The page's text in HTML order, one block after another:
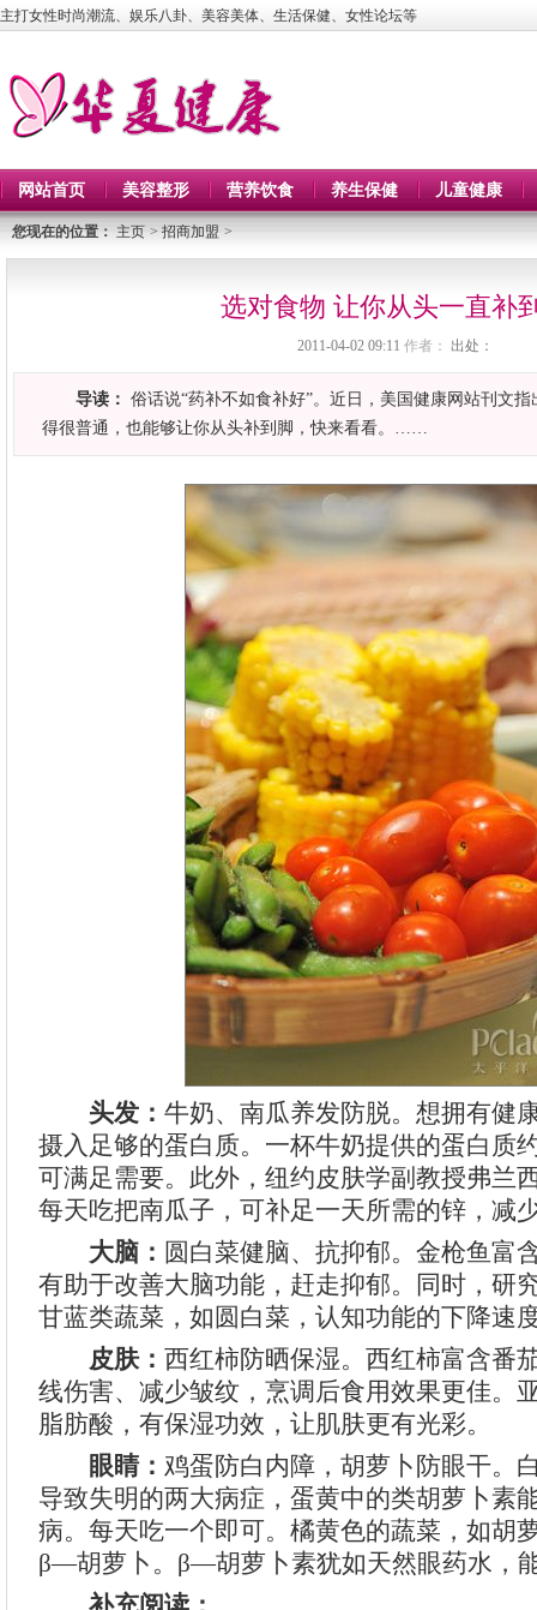
主打女性时尚潮流、娱乐八卦、美容美体、生活保健、女性论坛等
网站首页 美容整形 营养饮食 养生保健 儿童健康
您现在的位置： 主页 > 招商加盟 >
选对食物 让你从头一直补
2011-04-02 09:11 作者： 出处：
导读： 俗话说“药补不如食补好”。近日，美国健康网站刊文
得很普通，也能够让你从头补到脚，快来看看。……
头发： 牛奶、南瓜养发防脱。想拥有健
摄入足够的蛋白质。一杯牛奶提供的蛋白质
可满足需要。此外，纽约皮肤学副教授弗兰
每天吃把南瓜子，可补足一天所需的锌，减
大脑： 圆白菜健脑、抗抑郁。金枪鱼富
有助于改善大脑功能，赶走抑郁。同时，研
甘蓝类蔬菜，如圆白菜，认知功能的下降速
皮肤： 西红柿防晒保湿。西红柿富含番
线伤害、减少皱纹，烹调后食用效果更佳。
脂肪酸，有保湿功效，让肌肤更有光彩。
眼睛： 鸡蛋防白内障，胡萝卜防眼干。
导致失明的两大病症，蛋黄中的类胡萝卜素
病。每天吃一个即可。橘黄色的蔬菜，如胡
β—胡萝卜。β—胡萝卜素犹如天然眼药水，